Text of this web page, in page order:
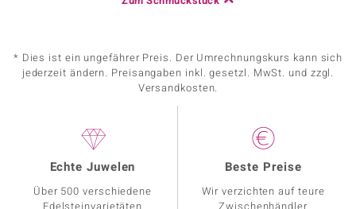
* Dies ist ein ungefährer Preis. Der Umrechnungskurs kann sich
jederzeit ändern. Preisangaben inkl. gesetzl. MwSt. und zzgl.
Versandkosten.
Echte Juwelen
Über 500 verschiedene
Beste Preise
Wir verzichten auf teure